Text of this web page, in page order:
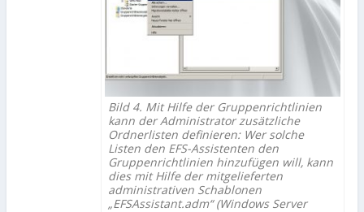
Bild 4. Mit Hilfe der Gruppenrichtlinien
kann der Administrator zusätzliche
Ordnerlisten definieren: Wer solche
Listen den EFS-Assistenten den
Gruppenrichtlinien hinzufügen will, kann
dies mit Hilfe der mitgelieferten
administrativen Schablonen
„EFSAssistant.adm“ (Windows Server